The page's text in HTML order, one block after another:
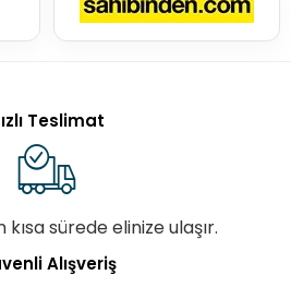
Teslimat
sürede elinize ulaşır.
Alışveriş